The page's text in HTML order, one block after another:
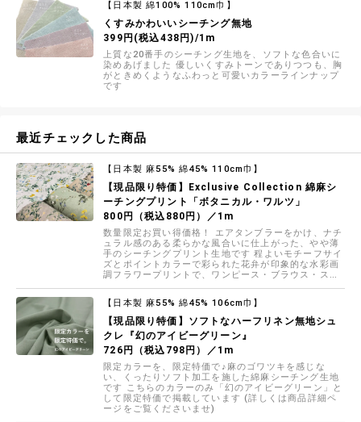
【日本製 綿100% 110cm巾】
くすみかわいいシーチング無地
399円(税込438円)/1m
上質な20番手のシーチング生地を、ソフトな色合いに
染めあげました 優しいくすみトーンでありつつも、胸
がときめくようなふわっと可愛いカラーラインナップ
です
最近チェックした商品
【日本製 麻55% 綿45% 110cm巾】
【現品限り特価】Exclusive Collection 綿麻シ
ーチングプリント「ボタニカル・ワルツ」
800円（税込880円）／1m
数量限定お買い得価格！ エアタンブラーをかけ、ナチ
ュラル感のある柔らかな風合いに仕上がった、やや薄
手のシーチングプリント生地です 程よいモチーフサイ
ズとポイントカラーで彩られた花弁が印象的な水彩画
調フラワープリントで、ワンピース・ブラウス・スカ
本店１階売り場でも販売しています
【日本製 麻55% 綿45% 106cm巾】
【現品限り特価】ソフトなハーフリネン無地シュ
クレ『幻のアイビーグリーン』
726円（税込798円）／1m
限定カラーを、限定特価で♪麻のゴワツキを感じな
い、くったりソフト加工を施した綿麻シーチング生地
です こちらのカラーのみ「幻のアイビーグリーン」と
して限定特価で掲載しています (詳しくは商品詳細ペ
ージをご覧くださいませ)